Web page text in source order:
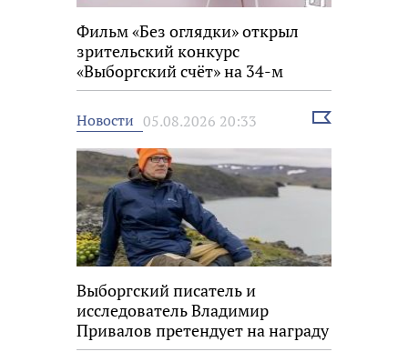
Фильм «Без оглядки» открыл
зрительский конкурс
«Выборгский счёт» на 34-м
фестивале «Окно в Европу»
Новости 05.08.2026 20:33
Выбрать
Выборгский писатель и
исследователь Владимир
Привалов претендует на награду
«Знание.Премия»